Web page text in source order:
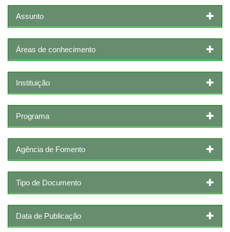
Assunto
Áreas de conhecimento
Instituição
Programa
Agência de Fomento
Tipo de Documento
Data de Publicação